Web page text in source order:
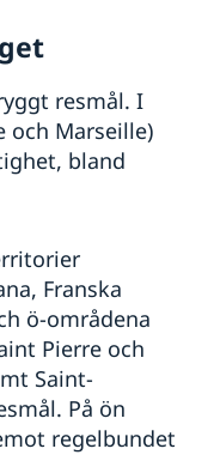
resmål. I
och Marseille)
bland
Franska
ö-områdena
Pierre och
Saint-
På ön
regelbundet